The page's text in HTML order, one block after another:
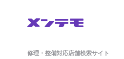
修理・整備対応店舗検索サイト